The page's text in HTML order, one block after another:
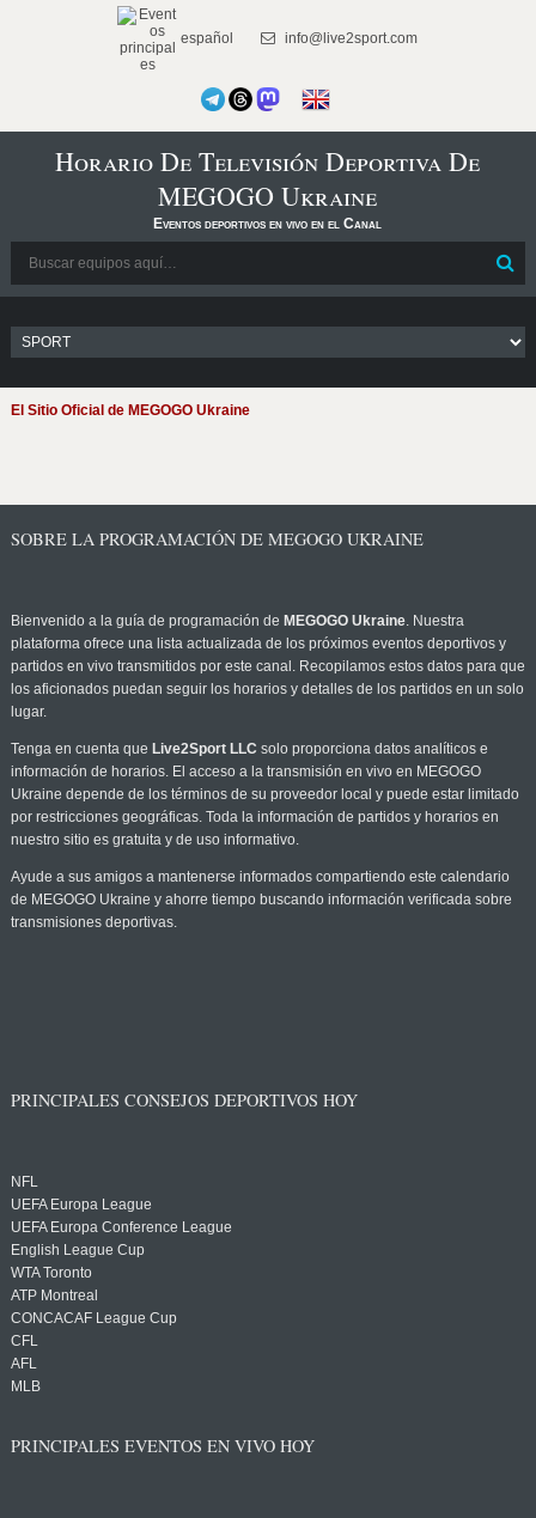
español info@live2sport.com
Horario De Televisión Deportiva De
MEGOGO Ukraine
Eventos deportivos en vivo en el Canal
El Sitio Oficial de MEGOGO Ukraine
SOBRE LA PROGRAMACIÓN DE MEGOGO UKRAINE
Bienvenido a la guía de programación de MEGOGO Ukraine. Nuestra
plataforma ofrece una lista actualizada de los próximos eventos deportivos y
partidos en vivo transmitidos por este canal. Recopilamos estos datos para que
los aficionados puedan seguir los horarios y detalles de los partidos en un solo
lugar.
Tenga en cuenta que Live2Sport LLC solo proporciona datos analíticos e
información de horarios. El acceso a la transmisión en vivo en MEGOGO
Ukraine depende de los términos de su proveedor local y puede estar limitado
por restricciones geográficas. Toda la información de partidos y horarios en
nuestro sitio es gratuita y de uso informativo.
Ayude a sus amigos a mantenerse informados compartiendo este calendario
de MEGOGO Ukraine y ahorre tiempo buscando información verificada sobre
transmisiones deportivas.
PRINCIPALES CONSEJOS DEPORTIVOS HOY
NFL
UEFA Europa League
UEFA Europa Conference League
English League Cup
WTA Toronto
ATP Montreal
CONCACAF League Cup
CFL
AFL
MLB
PRINCIPALES EVENTOS EN VIVO HOY